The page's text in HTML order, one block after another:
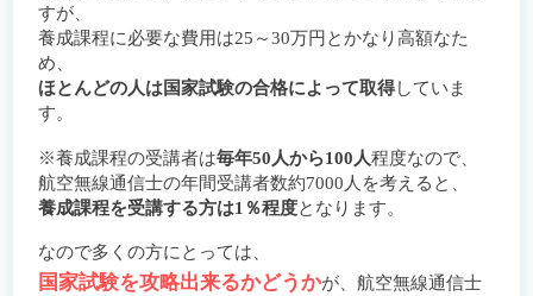
すが、
養成課程に必要な費用は25～30万円とかなり高額なた
め、
ほとんどの人は国家試験の合格によって取得していま
す。
※養成課程の受講者は毎年50人から100人程度なので、
航空無線通信士の年間受講者数約7000人を考えると、
養成課程を受講する方は1％程度となります。
なので多くの方にとっては、
国家試験を攻略出来るかどうかが、航空無線通信士